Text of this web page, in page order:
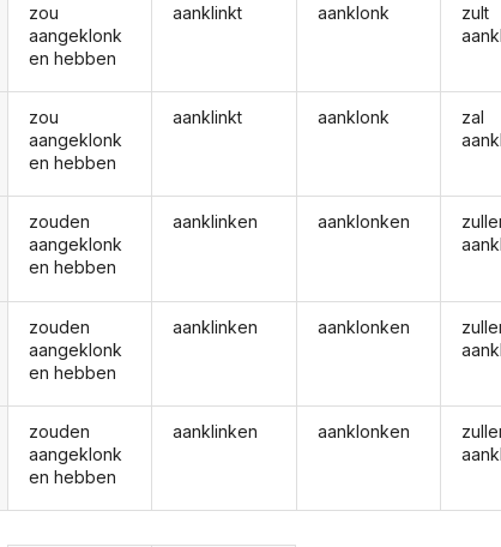
zou
aangeklonk
en hebben
zou
aangeklonk
en hebben
zouden
aangeklonk
en hebben
zouden
aangeklonk
en hebben
zouden
aangeklonk
en hebben
aanklinkt
aanklinkt
aanklinken
aanklinken
aanklinken
aanklonk
aanklonk
aanklonken
aanklonken
aanklonken
zult
zal